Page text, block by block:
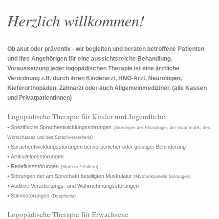
Herzlich willkommen!
Ob akut oder präventiv - wir begleiten und beraten betroffene Patienten
und ihre Angehörigen für eine aussichtsreiche Behandlung.
Voraussetzung jeder logopädischen Therapie ist eine ärztliche
Verordnung z.B. durch ihren Kinderarzt, HNO-Arzt, Neurologen,
Kieferorthopäden, Zahnarzt oder auch Allgemeinmediziner. (alle Kassen
und PrivatpatientInnen)
Logopädische Therapie für Kinder und Jugendliche
• Spezifische Sprachentwicklungsstörungen (Störungen der Phonologie, der Grammatik, des
Wortschatzes und des Sprachverstehens)
• Sprachentwicklungsstörungen bei körperlicher oder geistiger Behinderung
• Artikulationsstörungen
• Redeflussstörungen (Stottern / Poltern)
• Störungen der am Sprechakt beteiligten Muskulatur (Myofunktionelle Störungen)
• Auditive Verarbeitungs- und Wahrnehmungsstörungen
• Stimmstörungen (Dysphonie)
Logopädische Therapie für Erwachsene